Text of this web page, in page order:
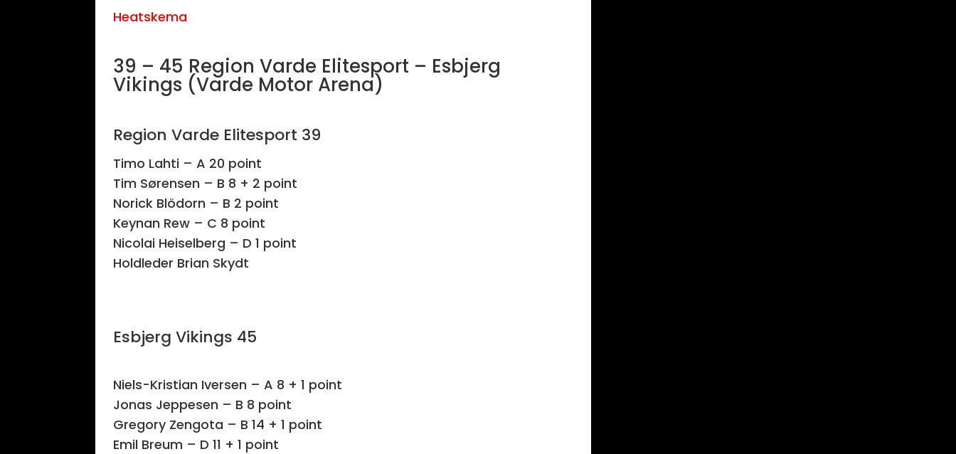
Heatskema
39 – 45 Region Varde Elitesport – Esbjerg
Vikings (Varde Motor Arena)
Region Varde Elitesport 39
Timo Lahti – A 20 point
Tim Sørensen – B 8 + 2 point
Norick Blödorn – B 2 point
Keynan Rew – C 8 point
Nicolai Heiselberg – D 1 point
Holdleder Brian Skydt
Esbjerg Vikings 45
Niels-Kristian Iversen – A 8 + 1 point
Jonas Jeppesen – B 8 point
Gregory Zengota – B 14 + 1 point
Emil Breum – D 11 + 1 point